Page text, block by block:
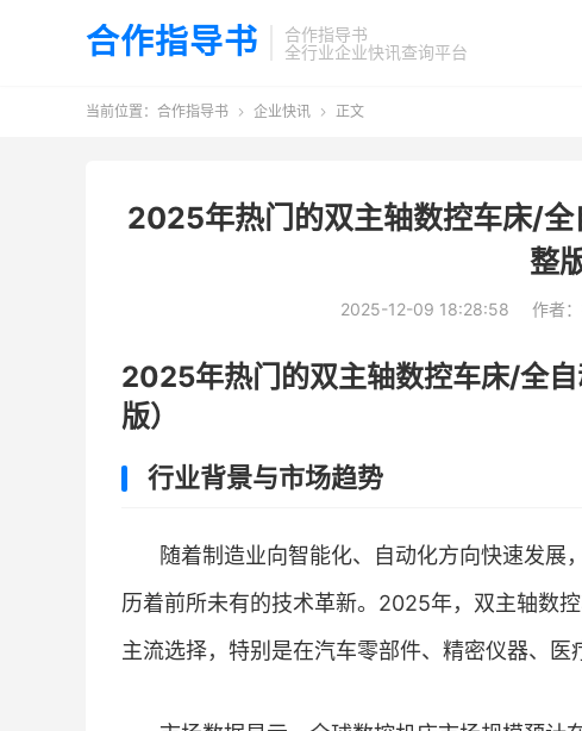
合作指导书
合作指导书
全行业企业快讯查询平台
当前位置： 合作指导书  企业快讯  正文
2025年热门的双主轴数控车床/
整
2025-12-09 18:28:58 作者
2025年热门的双主轴数控车床/全
版）
行业背景与市场趋势
随着制造业向智能化、自动化方向快速发
历着前所未有的技术革新。2025年，双主轴数
主流选择，特别是在汽车零部件、精密仪器、医